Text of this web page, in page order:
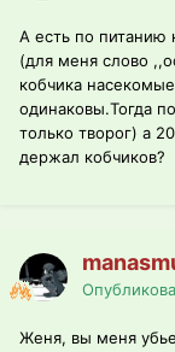
А есть по питанию
(для меня слово
кобчика
одинаковы.Тогда
только творог) а
держал кобчиков?
Женя, вы меня